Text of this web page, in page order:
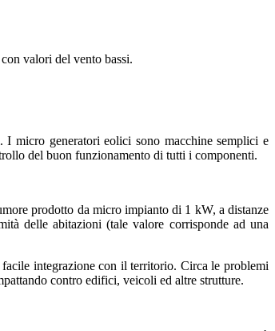
valori del vento bassi.
micro generatori eolici sono macchine semplici e
del buon funzionamento di tutti i componenti.
prodotto da micro impianto di 1 kW, a distanze
delle abitazioni (tale valore corrisponde ad una
integrazione con il territorio. Circa le problemi
contro edifici, veicoli ed altre strutture.